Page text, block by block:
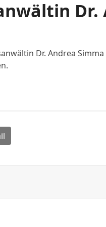
Dr.
Dr. Andrea